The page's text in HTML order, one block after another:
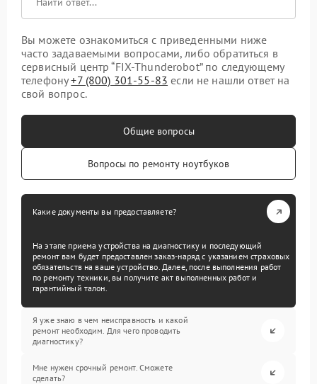
Вы можете ознакомиться с приведенными ниже
часто задаваемыми вопросами, либо обратиться в
сервисный центр “FIX-Thunderobot” по следующему
телефону+7 (800) 301-55-83 если не нашли ответ на
свой вопрос.
Общие вопросы
Вопросы по ремонту ноутбуков
Какие документы вы предоставляете?
На этапе приема устройства на диагностику и последующий
ремонт вам будет предоставлен заказ-наряд с указанием страховых
обязательств на ваше устройство. Далее, после выполнения работ
по ремонту техники, вы получите акт выполненных работ и
гарантийный талон.
Я уже знаю в чем неисправность и какой
ремонт необходим. Для чего проводить
диагностику?
Мне нужен срочный ремонт. Сможете
сделать?